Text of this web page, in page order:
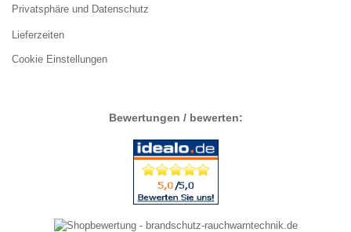
Privatsphäre und Datenschutz
Lieferzeiten
Cookie Einstellungen
Bewertungen / bewerten: